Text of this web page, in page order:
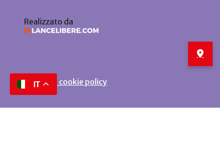
Realizzato da
Privacy e cookie policy
IT